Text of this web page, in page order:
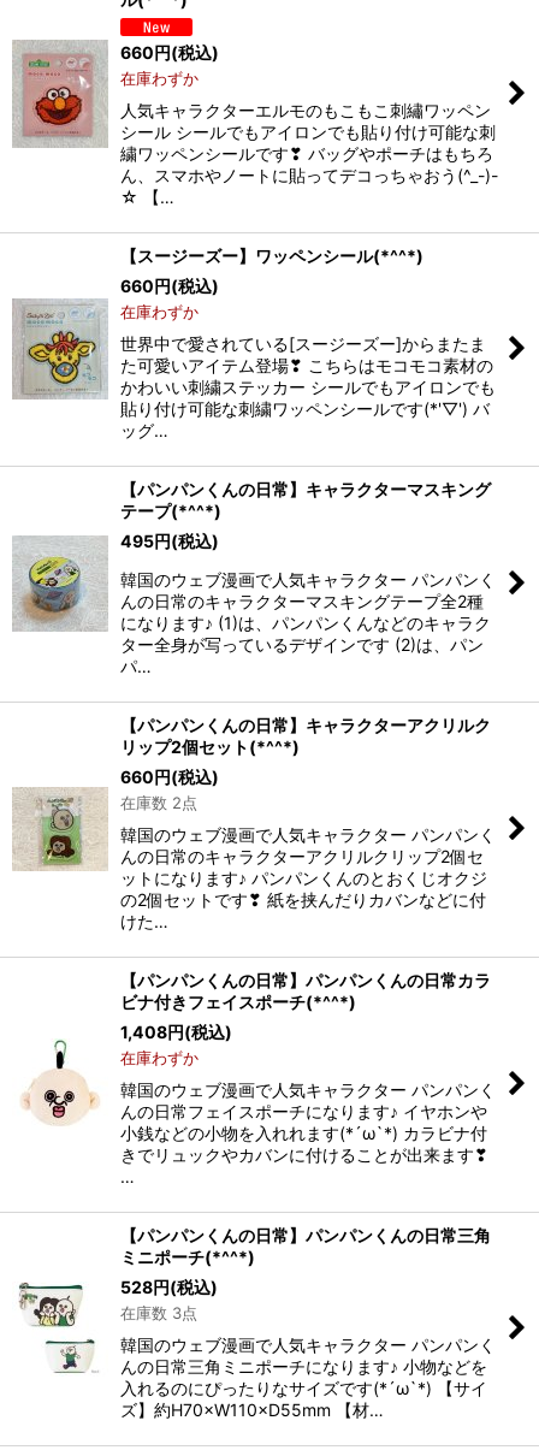
660円(税込)
在庫わずか
人気キャラクターエルモのもこもこ刺繡ワッペン
シール シールでもアイロンでも貼り付け可能な刺
繍ワッペンシールです❣ バッグやポーチはもちろ
ん、スマホやノートに貼ってデコっちゃおう(^_-)-
☆ 【…
【スージーズー】ワッペンシール(*^^*)
660円(税込)
在庫わずか
世界中で愛されている[スージーズー]からまたま
た可愛いアイテム登場❣ こちらはモコモコ素材の
かわいい刺繍ステッカー シールでもアイロンでも
貼り付け可能な刺繍ワッペンシールです(*'▽') バ
ッグ…
【パンパンくんの日常】キャラクターマスキング
テープ(*^^*)
495円(税込)
韓国のウェブ漫画で人気キャラクター パンパンく
んの日常のキャラクターマスキングテープ全2種
になります♪ (1)は、パンパンくんなどのキャラク
ター全身が写っているデザインです (2)は、パン
パ…
【パンパンくんの日常】キャラクターアクリルク
リップ2個セット(*^^*)
660円(税込)
在庫数 2点
韓国のウェブ漫画で人気キャラクター パンパンく
んの日常のキャラクターアクリルクリップ2個セ
ットになります♪ パンパンくんのとおくじオクジ
の2個セットです❣ 紙を挟んだりカバンなどに付
けた…
【パンパンくんの日常】パンパンくんの日常カラ
ビナ付きフェイスポーチ(*^^*)
1,408円(税込)
在庫わずか
韓国のウェブ漫画で人気キャラクター パンパンく
んの日常フェイスポーチになります♪ イヤホンや
小銭などの小物を入れれます(*´ω`*) カラビナ付
きでリュックやカバンに付けることが出来ます❣
…
【パンパンくんの日常】パンパンくんの日常三角
ミニポーチ(*^^*)
528円(税込)
在庫数 3点
韓国のウェブ漫画で人気キャラクター パンパンく
んの日常三角ミニポーチになります♪ 小物などを
入れるのにぴったりなサイズです(*´ω`*) 【サイ
ズ】約H70×W110×D55mm 【材…